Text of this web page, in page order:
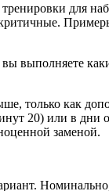
для
выполняете
только как
20) или в дни
заменой.